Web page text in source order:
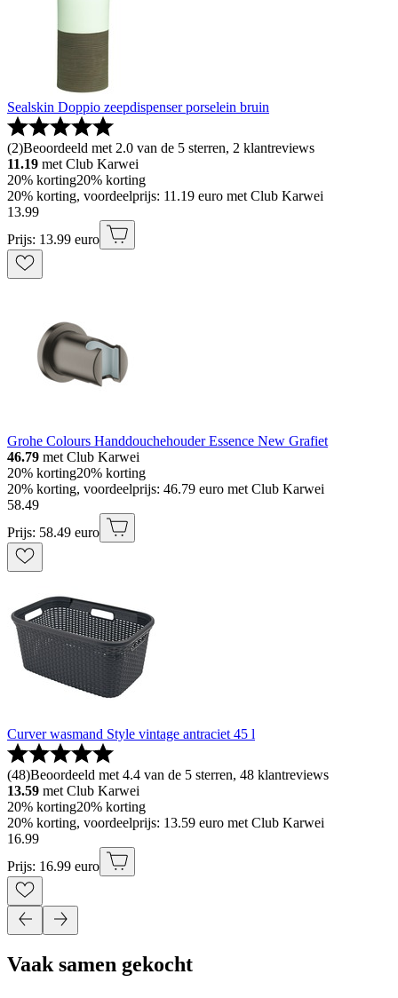
Sealskin Doppio zeepdispenser porselein bruin
(2)Beoordeeld met 2.0 van de 5 sterren, 2 klantreviews
11.19 met Club Karwei
20% korting20% korting
20% korting, voordeelprijs: 11.19 euro met Club Karwei
13.99
Prijs: 13.99 euro
Grohe Colours Handdouchehouder Essence New Grafiet
46.79 met Club Karwei
20% korting20% korting
20% korting, voordeelprijs: 46.79 euro met Club Karwei
58.49
Prijs: 58.49 euro
Curver wasmand Style vintage antraciet 45 l
(48)Beoordeeld met 4.4 van de 5 sterren, 48 klantreviews
13.59 met Club Karwei
20% korting20% korting
20% korting, voordeelprijs: 13.59 euro met Club Karwei
16.99
Prijs: 16.99 euro
Vaak samen gekocht